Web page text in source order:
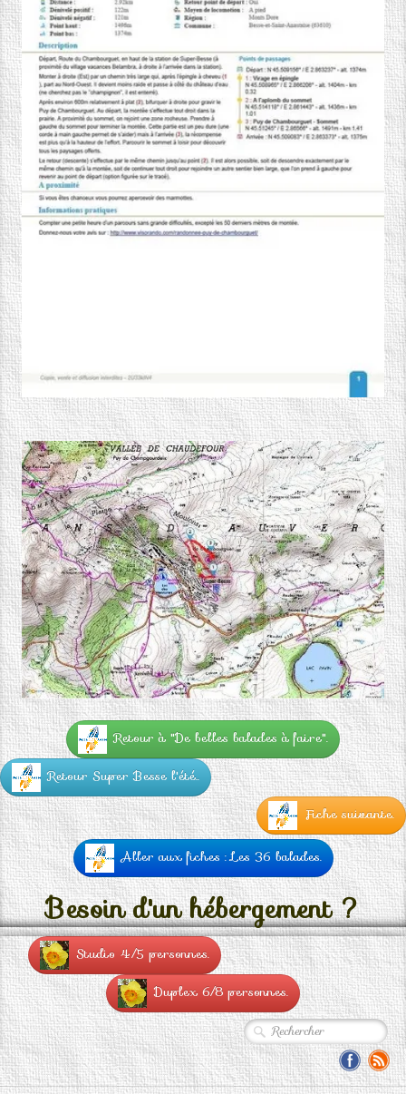
Retour à "De belles balades à faire".
Retour Super Besse l'été..
Fiche suivante.
Aller aux fiches : Les 36 balades.
Besoin d'un hébergement ?
Studio 4/5 personnes.
Duplex 6/8 personnes.